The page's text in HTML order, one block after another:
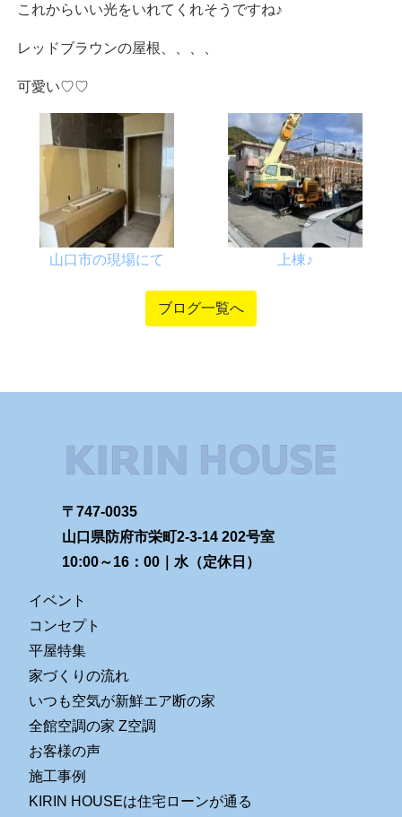
これからいい光をいれてくれそうですね♪
レッドブラウンの屋根、、、、
可愛い♡♡
山口市の現場にて 上棟♪
ブログ一覧へ
〒747-0035
山口県防府市栄町2-3-14 202号室
10:00～16：00｜水（定休日）
イベント
コンセプト
平屋特集
家づくりの流れ
いつも空気が新鮮エア断の家
全館空調の家 Z空調
お客様の声
施工事例
KIRIN HOUSEは住宅ローンが通る